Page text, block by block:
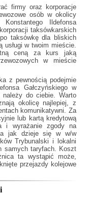
firmy oraz korporacje
osób w okolicy
Ildefonsa
taksówkarskich
taksówkę dla bliskich
usługi w twoim mieście.
ceną za kurs jaką
w mieście
z pewnością podejmie
Gałczyńskiego w
należy do ciebie. Warto
okolicę najlepiej, z
komunikatywni. Za
lub kartą kredytową
i wyrażanie zgody na
jak dzieje się w w/w
Trybunalski i lokalni
samych taryfach. Koszt
ta wystąpić może,
przejazdy kolejowe